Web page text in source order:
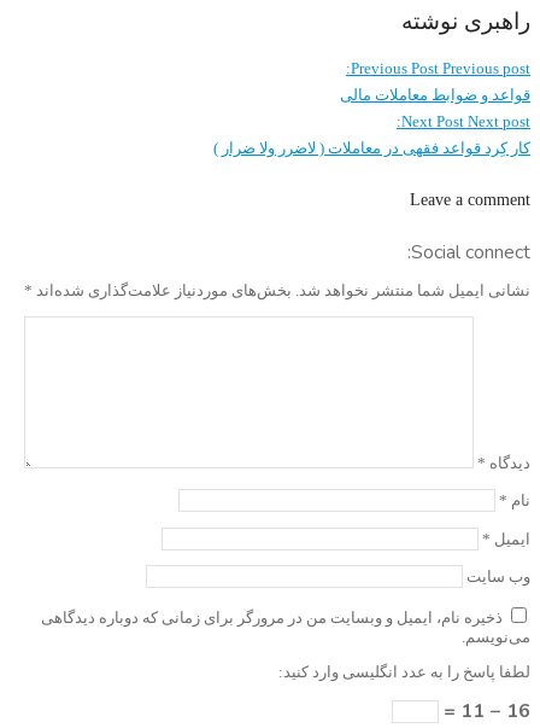
راهبری نوشته
Previous Post Previous post:
قواعد و ضوابط معاملات مالی
Next Post Next post:
کار کِرد قواعد فقهی در معاملات ( لاضرر ولا ضرار )
Leave a comment
Social connect:
نشانی ایمیل شما منتشر نخواهد شد. بخش‌های موردنیاز علامت‌گذاری شده‌اند *
دیدگاه *
نام *
ایمیل *
وب‌ سایت
ذخیره نام، ایمیل و وبسایت من در مرورگر برای زمانی که دوباره دیدگاهی
می‌نویسم.
لطفا پاسخ را به عدد انگلیسی وارد کنید:
16 − 11 =